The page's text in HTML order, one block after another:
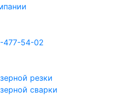
477-54-02
резки
сварки